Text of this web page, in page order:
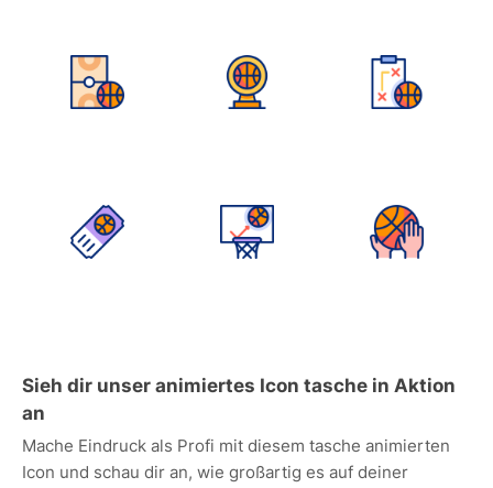
Sieh dir unser animiertes Icon tasche in Aktion
an
Mache Eindruck als Profi mit diesem tasche animierten
Icon und schau dir an, wie großartig es auf deiner